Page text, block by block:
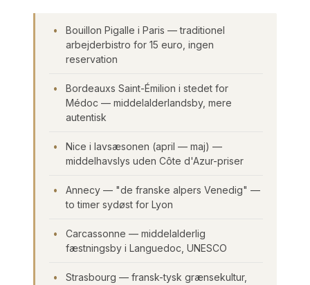
Bouillon Pigalle i Paris — traditionel
arbejderbistro for 15 euro, ingen
reservation
Bordeauxs Saint-Émilion i stedet for
Médoc — middelalderlandsby, mere
autentisk
Nice i lavsæsonen (april — maj) —
middelhavslys uden Côte d'Azur-priser
Annecy — "de franske alpers Venedig" —
to timer sydøst for Lyon
Carcassonne — middelalderlig
fæstningsby i Languedoc, UNESCO
Strasbourg — fransk-tysk grænsekultur,